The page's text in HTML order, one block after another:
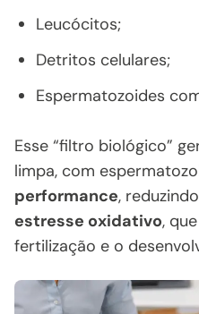
Leucócitos;
Detritos celulares;
Espermatozoides
Esse “filtro biológico”
limpa, com
performance,
estresse oxidativo,
fertilização e o